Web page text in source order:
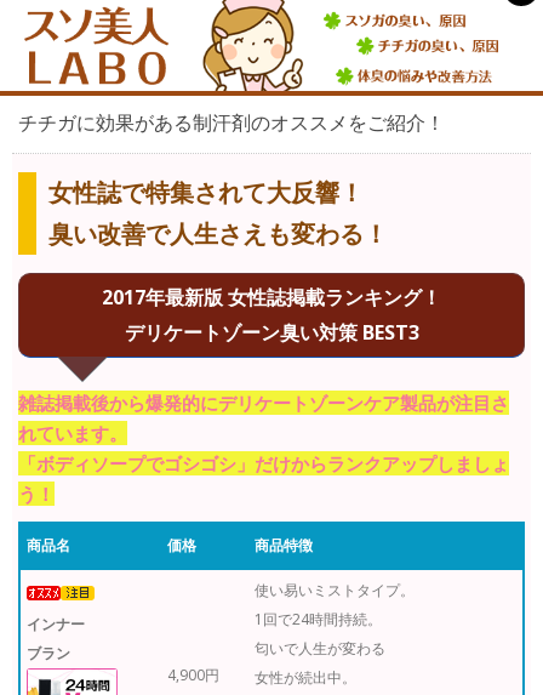
チチガに効果がある制汗剤のオススメをご紹介！
女性誌で特集されて大反響！
臭い改善で人生さえも変わる！
2017年最新版 女性誌掲載ランキング！
デリケートゾーン臭い対策 BEST3
雑誌掲載後から爆発的にデリケートゾーンケア製品が注目さ
れています。
「ボディソープでゴシゴシ」だけからランクアップしましょ
う！
商品名 価格 商品特徴
インナー
ブラン
4,900円
使い易いミストタイプ。
1回で24時間持続。
匂いで人生が変わる
女性が続出中。